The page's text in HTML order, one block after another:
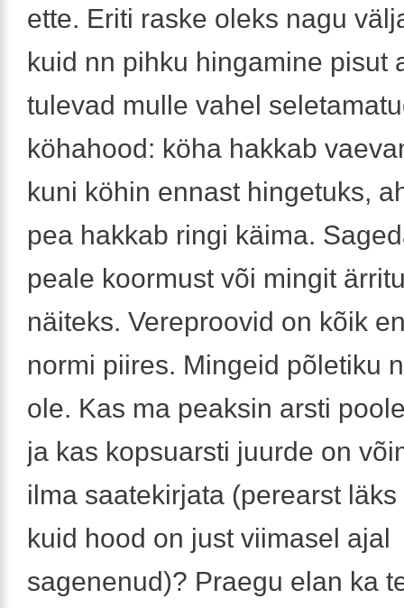
ette. Eriti raske oleks nagu
kuid nn pihku hingamine pisut
tulevad mulle vahel
köhahood: köha hakkab
kuni köhin ennast hingetuks,
pea hakkab ringi käima.
peale koormust või mingit
näiteks. Vereproovid on kõik
normi piires. Mingeid põletiku
ole. Kas ma peaksin arsti
ja kas kopsuarsti juurde on
ilma saatekirjata (perearst
kuid hood on just viimasel ajal
sagenenud)? Praegu elan ka